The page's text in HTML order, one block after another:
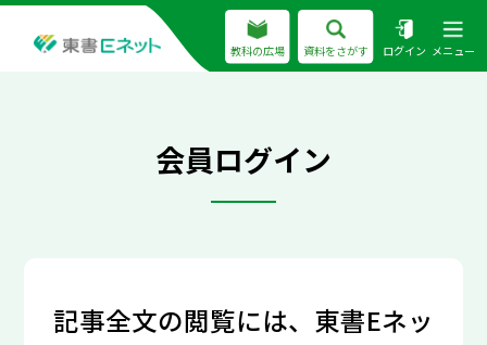
教科の広場 資料をさがす ログイン メニュー
会員ログイン
記事全文の閲覧には、東書Eネッ